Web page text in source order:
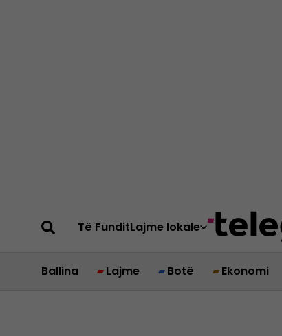
Të FunditLajme lokale
Ballina Lajme Botë Ekonomi